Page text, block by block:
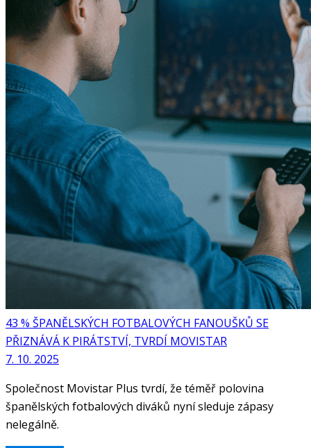
43 % ŠPANĚLSKÝCH FOTBALOVÝCH FANOUŠKŮ SE
PŘIZNÁVÁ K PIRÁTSTVÍ, TVRDÍ MOVISTAR
7. 10. 2025
Společnost Movistar Plus tvrdí, že téměř polovina
španělských fotbalových diváků nyní sleduje zápasy
nelegálně.